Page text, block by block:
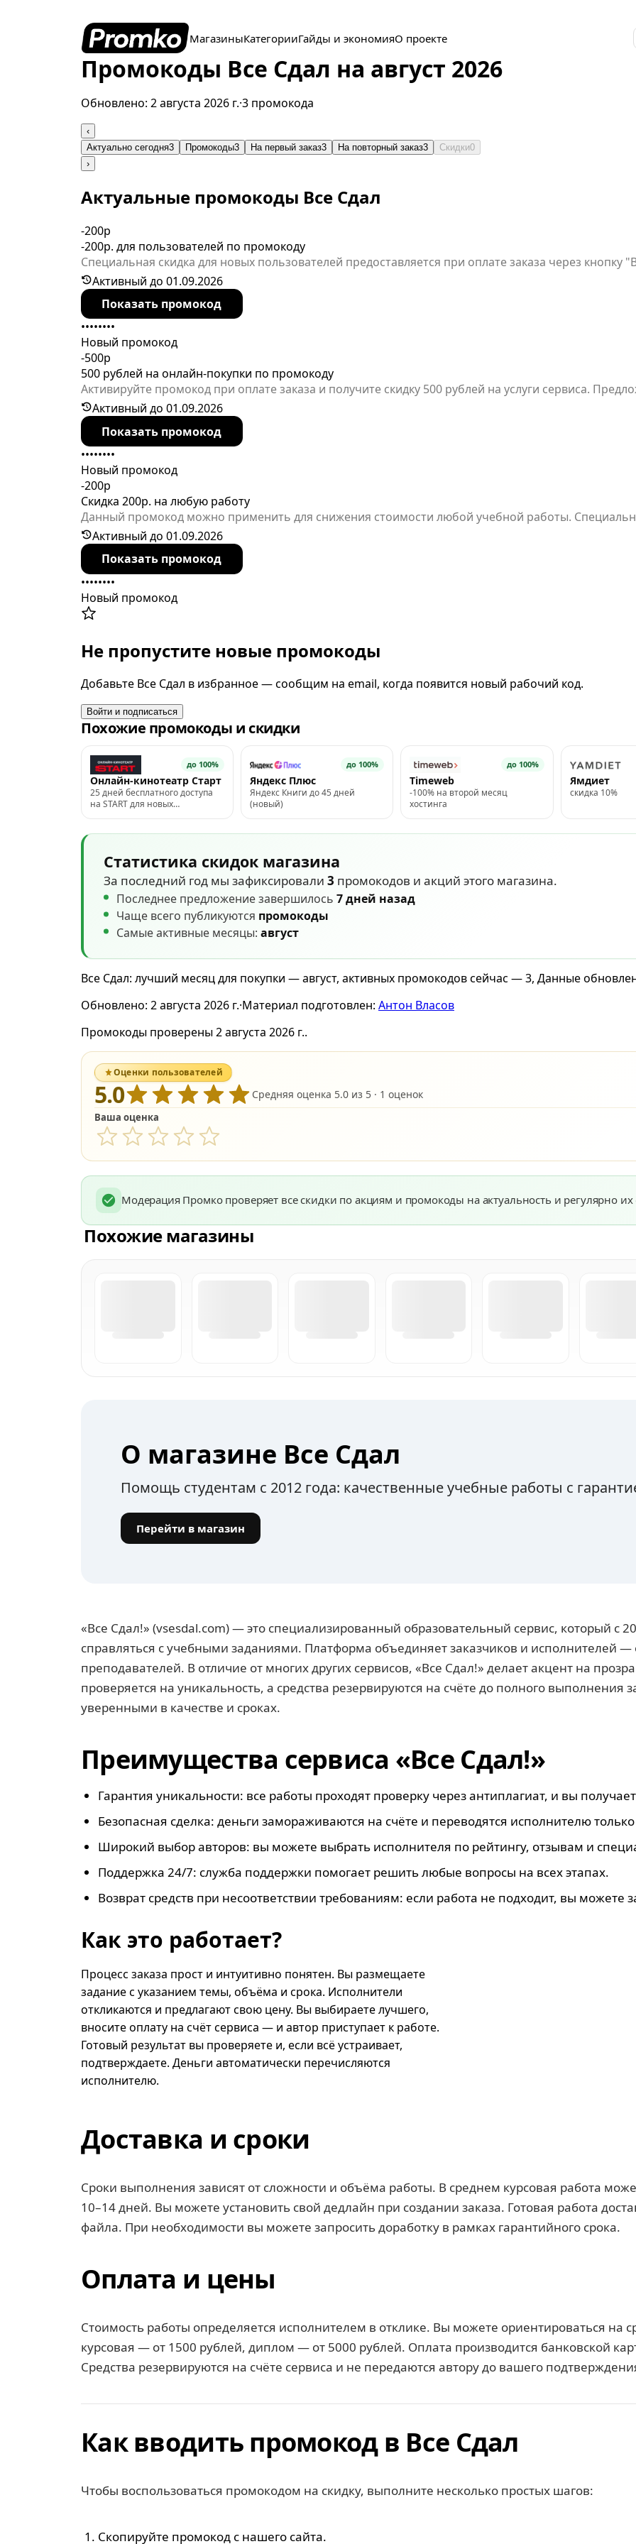
МагазиныКатегорииГайды и экономияО проекте
Промокоды Все Сдал на август 2026
Обновлено: 2 августа 2026 г.·3 промокода
‹
Актуально сегодня3 Промокоды3 На первый заказ3 На повторный заказ3 Скидки0
›
Актуальные промокоды Все Сдал
-200р
-200р. для пользователей по промокоду
Специальная скидка для новых пользователей предоставляется при оплате заказа через
действует ограниченное время.
Активный до 01.09.2026
Показать промокод
••••••••
Новый промокод
-500р
500 рублей на онлайн-покупки по промокоду
Активируйте промокод при оплате заказа и получите скидку 500 рублей на услуги сервиса.
ограниченного периода.
Активный до 01.09.2026
Показать промокод
••••••••
Новый промокод
-200р
Скидка 200р. на любую работу
Данный промокод можно применить для снижения стоимости любой учебной работы.
Активный до 01.09.2026
Показать промокод
••••••••
Новый промокод
Не пропустите новые промокоды
Добавьте Все Сдал в избранное — сообщим на email, когда появится новый рабочий код.
Войти и подписаться
Похожие промокоды и скидки
до 100%
Онлайн-кинотеатр Старт
25 дней бесплатного доступа
на START для новых
до 100%
Яндекс Плюс
Яндекс Книги до 45 дней
(новый)
до 100%
Timeweb
-100% на второй месяц
хостинга
Ямдиет
скидка 10%
Статистика скидок магазина
За последний год мы зафиксировали 3 промокодов и акций этого магазина.
Последнее предложение завершилось 7 дней назад
Чаще всего публикуются промокоды
Самые активные месяцы: август
Все Сдал: лучший месяц для покупки — август, активных промокодов сейчас — 3, Данные
Обновлено: 2 августа 2026 г.·Материал подготовлен: Антон Власов
Промокоды проверены 2 августа 2026 г..
Оценки пользователей
5.0 Средняя оценка 5.0 из 5 · 1 оценок
Ваша оценка
Модерация Промко проверяет все скидки по акциям и промокоды на актуальность и регулярно их
Похожие магазины
О магазине Все Сдал
Помощь студентам с 2012 года: качественные учебные работы с
Перейти в магазин
«Все Сдал!» (vsesdal.com) — это специализированный образовательный сервис, который с
справляться с учебными заданиями. Платформа объединяет заказчиков и исполнителей —
преподавателей. В отличие от многих других сервисов, «Все Сдал!» делает акцент на
проверяется на уникальность, а средства резервируются на счёте до полного выполнения
уверенными в качестве и сроках.
Преимущества сервиса «Все Сдал!»
Гарантия уникальности: все работы проходят проверку через антиплагиат, и вы
Безопасная сделка: деньги замораживаются на счёте и переводятся исполнителю
Широкий выбор авторов: вы можете выбрать исполнителя по рейтингу, отзывам и
Поддержка 24/7: служба поддержки помогает решить любые вопросы на всех этапах.
Возврат средств при несоответствии требованиям: если работа не подходит, вы можете
Как это работает?
Процесс заказа прост и интуитивно понятен. Вы размещаете
задание с указанием темы, объёма и срока. Исполнители
откликаются и предлагают свою цену. Вы выбираете лучшего,
вносите оплату на счёт сервиса — и автор приступает к работе.
Готовый результат вы проверяете и, если всё устраивает,
подтверждаете. Деньги автоматически перечисляются
исполнителю.
Доставка и сроки
Сроки выполнения зависят от сложности и объёма работы. В среднем курсовая работа
10–14 дней. Вы можете установить свой дедлайн при создании заказа. Готовая работа
файла. При необходимости вы можете запросить доработку в рамках гарантийного срока.
Оплата и цены
Стоимость работы определяется исполнителем в отклике. Вы можете ориентироваться на
курсовая — от 1500 рублей, диплом — от 5000 рублей. Оплата производится банковской
Средства резервируются на счёте сервиса и не передаются автору до вашего
Как вводить промокод в Все Сдал
Чтобы воспользоваться промокодом на скидку, выполните несколько простых шагов:
Скопируйте промокод с нашего сайта.